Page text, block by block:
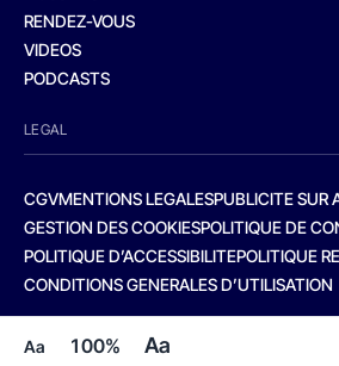
Aa 100% Aa
RENDEZ-VOUS
VIDEOS
PODCASTS
LEGAL
CGVMENTIONS LEGALESPUBLICITE SUR
GESTION DES COOKIESPOLITIQUE DE
POLITIQUE D’ACCESSIBILITEPOLITIQUE
CONDITIONS GENERALES D’UTILISATION